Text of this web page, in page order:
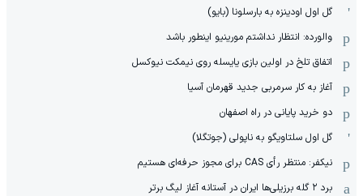
گل اول اودینزه به بارسلونا (بایو)
والورده: انتظار نداشتم مورینیو اینطور باشد
اتفاق تلخ در اولین بازی یایسله روی نیمکت نیوکسل
آغاز به کار سرمربی جدید قهرمان آسیا
دو خرید پایانی در راه اصفهان
گل اول سلتاویگو به ناپولی (جوتگلا)
نیکفر: منتظر رأی CAS برای مجوز حرفه‌ای هستیم
برد ۲ گله برزیلی‌ها ایران در آستانه آغاز لیگ برتر